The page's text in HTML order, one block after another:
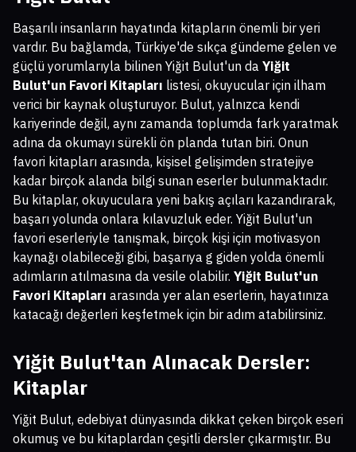
Başarılı insanların hayatında kitapların önemli bir yeri
vardır. Bu bağlamda, Türkiye'de sıkça gündeme gelen ve
güçlü yorumlarıyla bilinen Yiğit Bulut'un da Yiğit
Bulut'un Favori Kitapları listesi, okuyucular için ilham
verici bir kaynak oluşturuyor. Bulut, yalnızca kendi
kariyerinde değil, aynı zamanda toplumda fark yaratmak
adına da okumayı sürekli ön planda tutan biri. Onun
favori kitapları arasında, kişisel gelişimden stratejiye
kadar birçok alanda bilgi sunan eserler bulunmaktadır.
Bu kitaplar, okuyuculara yeni bakış açıları kazandırarak,
başarı yolunda onlara kılavuzluk eder. Yiğit Bulut'un
favori eserleriyle tanışmak, birçok kişi için motivasyon
kaynağı olabileceği gibi, başarıya g giden yolda önemli
adımların atılmasına da vesile olabilir. Yiğit Bulut'un
Favori Kitapları arasında yer alan eserlerin, hayatınıza
katacağı değerleri keşfetmek için bir adım atabilirsiniz.
Yiğit Bulut'tan Alınacak Dersler:
Kitaplar
Yiğit Bulut, edebiyat dünyasında dikkat çeken birçok eseri
okumuş ve bu kitaplardan çeşitli dersler çıkarmıştır. Bu